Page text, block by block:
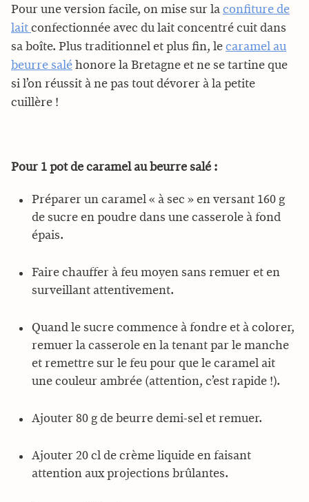
Pour une version facile, on mise sur la confiture de
lait confectionnée avec du lait concentré cuit dans
sa boîte. Plus traditionnel et plus fin, le caramel au
beurre salé honore la Bretagne et ne se tartine que
si l’on réussit à ne pas tout dévorer à la petite
cuillère !
Pour 1 pot de caramel au beurre salé :
Préparer un caramel « à sec » en versant 160 g
de sucre en poudre dans une casserole à fond
épais.
Faire chauffer à feu moyen sans remuer et en
surveillant attentivement.
Quand le sucre commence à fondre et à colorer,
remuer la casserole en la tenant par le manche
et remettre sur le feu pour que le caramel ait
une couleur ambrée (attention, c’est rapide !).
Ajouter 80 g de beurre demi-sel et remuer.
Ajouter 20 cl de crème liquide en faisant
attention aux projections brûlantes.